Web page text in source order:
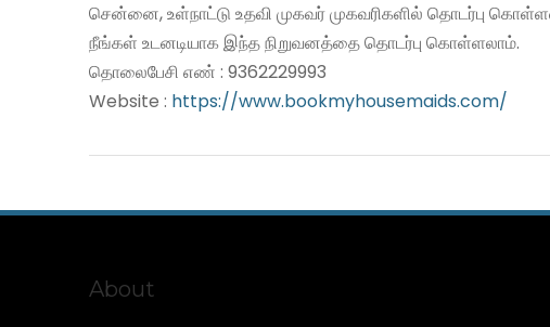
சென்னை, உள்நாட்டு உதவி முகவர் முகவரிகளில் தொடர்பு
நீங்கள் உடனடியாக இந்த நிறுவனத்தை தொடர்பு கொள்ளலாம்.
தொலைபேசி எண் : 9362229993
Website : https://www.bookmyhousemaids.com/
About